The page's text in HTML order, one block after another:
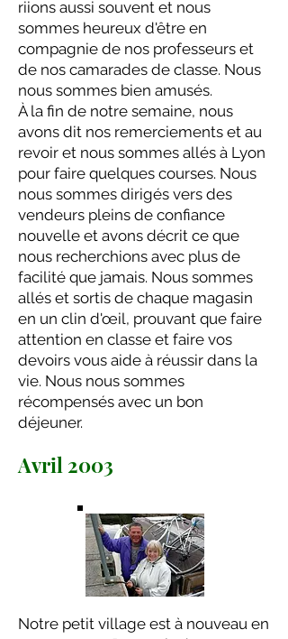
riions aussi souvent et nous
sommes heureux d'être en
compagnie de nos professeurs et
de nos camarades de classe. Nous
nous sommes bien amusés.
À la fin de notre semaine, nous
avons dit nos remerciements et au
revoir et nous sommes allés à Lyon
pour faire quelques courses. Nous
nous sommes dirigés vers des
vendeurs pleins de confiance
nouvelle et avons décrit ce que
nous recherchions avec plus de
facilité que jamais. Nous sommes
allés et sortis de chaque magasin
en un clin d'œil, prouvant que faire
attention en classe et faire vos
devoirs vous aide à réussir dans la
vie. Nous nous sommes
récompensés avec un bon
déjeuner.
Avril 2003
Notre petit village est à nouveau en